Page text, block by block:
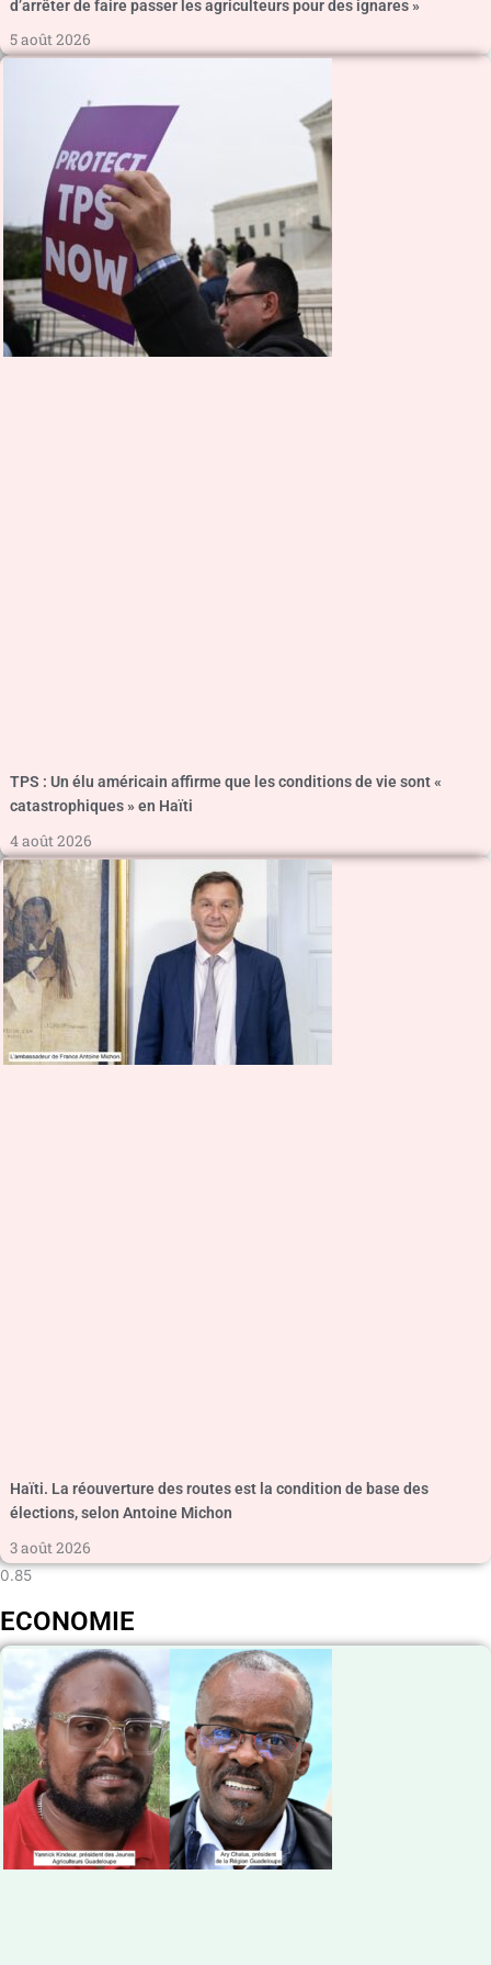
d’arrêter de faire passer les agriculteurs pour des ignares »
5 août 2026
TPS : Un élu américain affirme que les conditions de vie sont «
catastrophiques » en Haïti
4 août 2026
Haïti. La réouverture des routes est la condition de base des
élections, selon Antoine Michon
3 août 2026
ECONOMIE